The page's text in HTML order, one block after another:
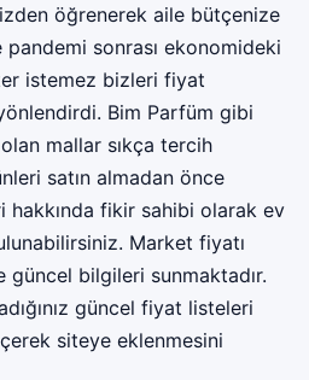
öğrenerek aile bütçenize
pandemi sonrası ekonomideki
istemez bizleri fiyat
Bim Parfüm gibi
mallar sıkça tercih
satın almadan önce
fikir sahibi olarak ev
Market fiyatı
bilgileri sunmaktadır.
güncel fiyat listeleri
siteye eklenmesini